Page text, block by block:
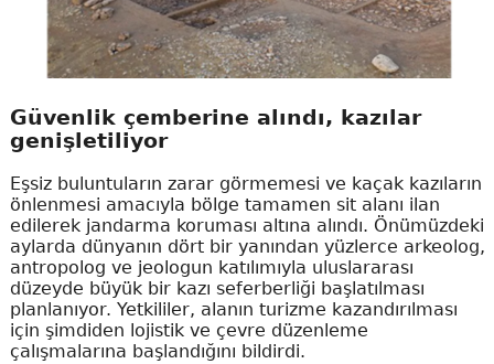
Güvenlik çemberine alındı, kazılar
genişletiliyor
Eşsiz buluntuların zarar görmemesi ve kaçak kazıların
önlenmesi amacıyla bölge tamamen sit alanı ilan
edilerek jandarma koruması altına alındı. Önümüzdeki
aylarda dünyanın dört bir yanından yüzlerce arkeolog,
antropolog ve jeologun katılımıyla uluslararası
düzeyde büyük bir kazı seferberliği başlatılması
planlanıyor. Yetkililer, alanın turizme kazandırılması
için şimdiden lojistik ve çevre düzenleme
çalışmalarına başlandığını bildirdi.